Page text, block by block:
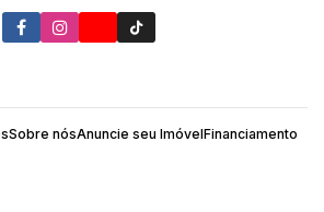
Sobre nósAnuncie seu ImóvelFinanciamento